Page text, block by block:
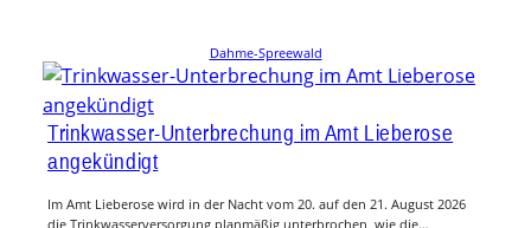
Dahme-Spreewald
Trinkwasser-Unterbrechung im Amt Lieberose
angekündigt
Im Amt Lieberose wird in der Nacht vom 20. auf den 21. August 2026
die Trinkwasserversorgung planmäßig unterbrochen, wie die…